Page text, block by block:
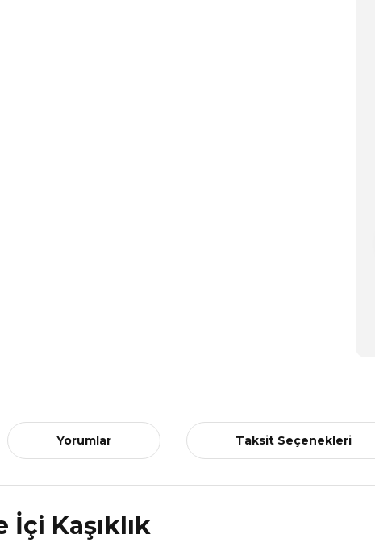
Yorumlar Taksit Seçenekleri
İçi Kaşıklık